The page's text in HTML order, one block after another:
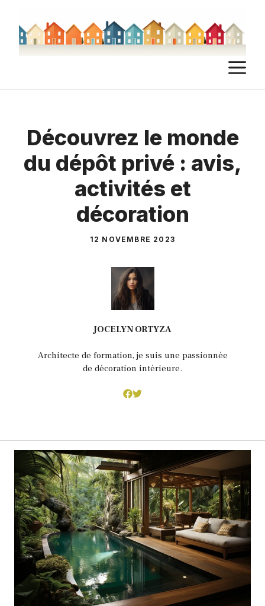
contenu
Découvrez le monde
du dépôt privé : avis,
activités et
décoration
12 NOVEMBRE 2023
JOCELYN ORTYZA
Architecte de formation, je suis une passionnée
de décoration intérieure.